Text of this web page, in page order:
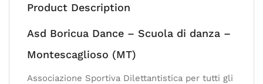
Product Description
Asd Boricua Dance – Scuola di danza –
Montescaglioso (MT)
Associazione Sportiva Dilettantistica per tutti gli